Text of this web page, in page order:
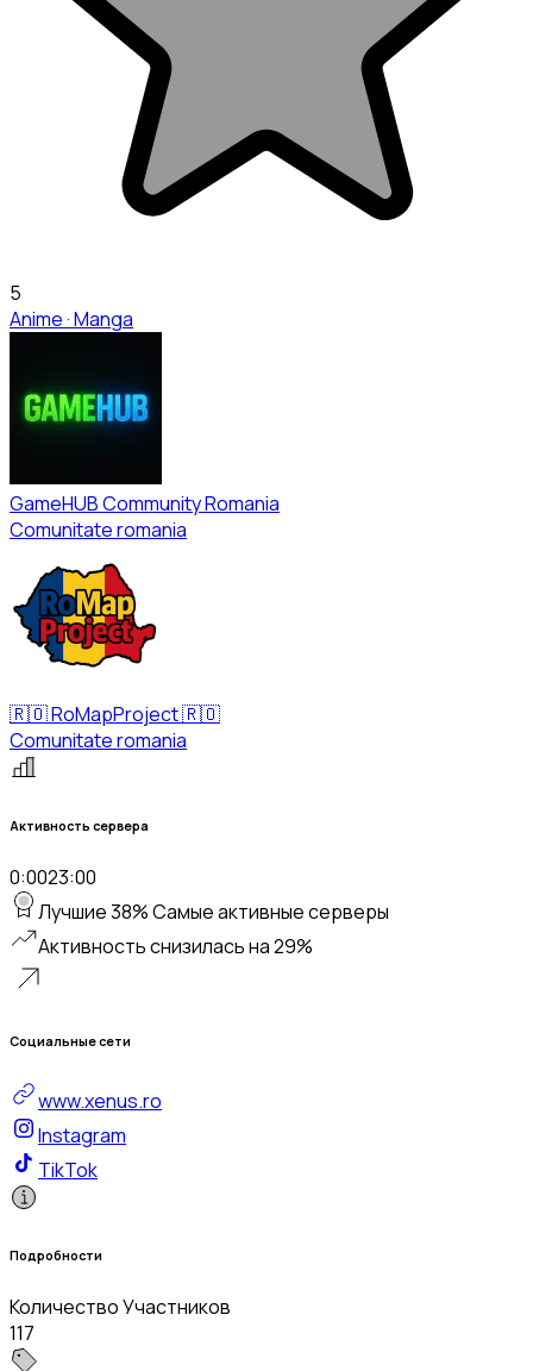
5
Anime · Manga
GameHUB Community Romania
Comunitate romania
🇷🇴 RoMapProject 🇷🇴
Comunitate romania
Активность сервера
0:0023:00
Лучшие 38% Самые активные серверы
Активность снизилась на 29%
Социальные сети
www.xenus.ro
Instagram
TikTok
Подробности
Количество Участников
117